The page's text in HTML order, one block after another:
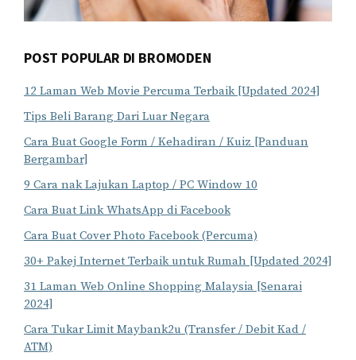
POST POPULAR DI BROMODEN
12 Laman Web Movie Percuma Terbaik [Updated 2024]
Tips Beli Barang Dari Luar Negara
Cara Buat Google Form / Kehadiran / Kuiz [Panduan
Bergambar]
9 Cara nak Lajukan Laptop / PC Window 10
Cara Buat Link WhatsApp di Facebook
Cara Buat Cover Photo Facebook (Percuma)
30+ Pakej Internet Terbaik untuk Rumah [Updated 2024]
31 Laman Web Online Shopping Malaysia [Senarai
2024]
Cara Tukar Limit Maybank2u (Transfer / Debit Kad /
ATM)